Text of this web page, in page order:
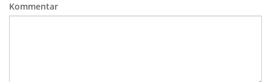
Kommentar